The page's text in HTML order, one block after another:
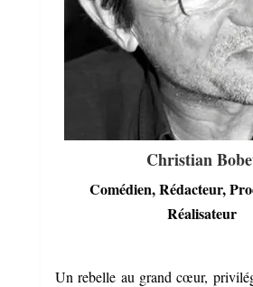
Christian
Comédien, Rédacteur,
Réalisateur
Un rebelle au grand cœur,